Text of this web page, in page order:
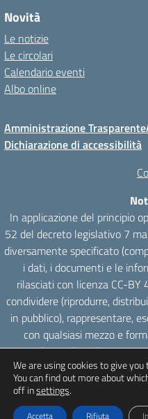
Novità
Le notizie
Le circolari
Calendario eventi
Albo online
Amministrazione Trasparente
Dichiarazione di accessibilità
In applicazione del principio
52 del decreto legislativo 7
diversamente specificato
i dati, i documenti e le
rilasciati con licenza CC-BY
condividere (riprodurre,
in pubblico), rappresentare,
con qualsiasi mezzo e
materiale e utilizzarlo per
commerciale con il solo
We are using cookies to give
You can find out more about
off insettings.
Accetta Rifiuta